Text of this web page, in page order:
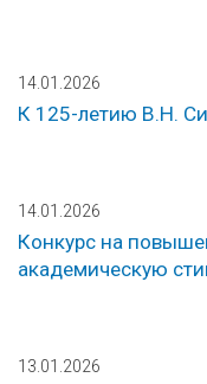
14.01.2026
К 125-летию В.Н.
14.01.2026
Конкурс на
академическую
13.01.2026